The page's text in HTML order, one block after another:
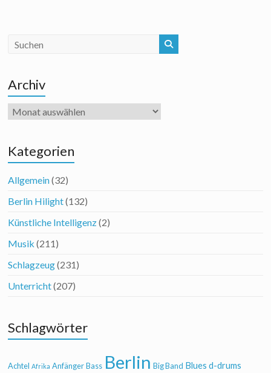
Archiv
Archiv
Kategorien
Allgemein(32)
Berlin Hilight(132)
Künstliche Intelligenz(2)
Musik (211)
Schlagzeug(231)
Unterricht(207)
Schlagwörter
Achtel Afrika Anfänger Bass Berlin Big Band Blues d-drums